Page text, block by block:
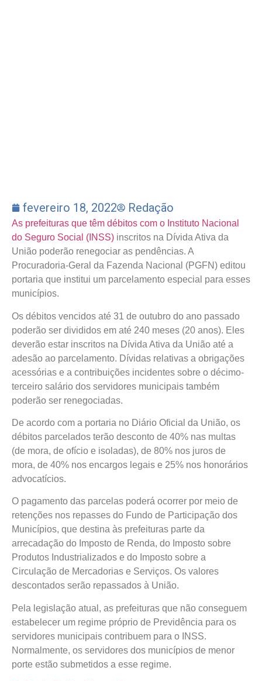
fevereiro 18, 2022 Redação
As prefeituras que têm débitos com o Instituto Nacional
do Seguro Social (INSS) inscritos na Dívida Ativa da
União poderão renegociar as pendências. A
Procuradoria-Geral da Fazenda Nacional (PGFN) editou
portaria que institui um parcelamento especial para esses
municípios.
Os débitos vencidos até 31 de outubro do ano passado
poderão ser divididos em até 240 meses (20 anos). Eles
deverão estar inscritos na Dívida Ativa da União até a
adesão ao parcelamento. Dívidas relativas a obrigações
acessórias e a contribuições incidentes sobre o décimo-
terceiro salário dos servidores municipais também
poderão ser renegociadas.
De acordo com a portaria no Diário Oficial da União, os
débitos parcelados terão desconto de 40% nas multas
(de mora, de ofício e isoladas), de 80% nos juros de
mora, de 40% nos encargos legais e 25% nos honorários
advocatícios.
O pagamento das parcelas poderá ocorrer por meio de
retenções nos repasses do Fundo de Participação dos
Municípios, que destina às prefeituras parte da
arrecadação do Imposto de Renda, do Imposto sobre
Produtos Industrializados e do Imposto sobre a
Circulação de Mercadorias e Serviços. Os valores
descontados serão repassados à União.
Pela legislação atual, as prefeituras que não conseguem
estabelecer um regime próprio de Previdência para os
servidores municipais contribuem para o INSS.
Normalmente, os servidores dos municípios de menor
porte estão submetidos a esse regime.